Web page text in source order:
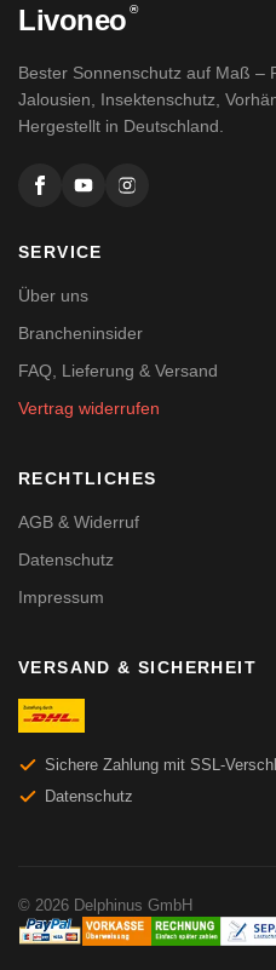
Livoneo ®
Bester Sonnenschutz auf Maß –
Jalousien, Insektenschutz,
Hergestellt in Deutschland.
SERVICE
Über uns
Brancheninsider
FAQ, Lieferung & Versand
Vertrag widerrufen
RECHTLICHES
AGB & Widerruf
Datenschutz
Impressum
VERSAND & SICHERHEIT
Sichere Zahlung mit SSL-
Datenschutz
© 2026 Delphinus GmbH